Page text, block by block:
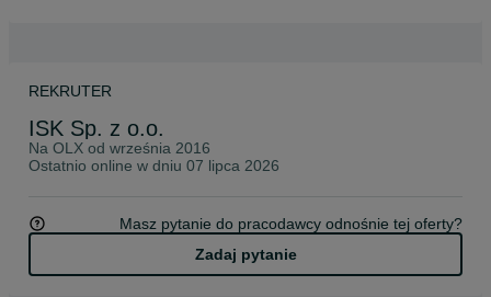
REKRUTER
ISK Sp. z o.o.
Na OLX od września 2016
Ostatnio online w dniu 07 lipca 2026
Masz pytanie do pracodawcy odnośnie tej oferty?
Zadaj pytanie